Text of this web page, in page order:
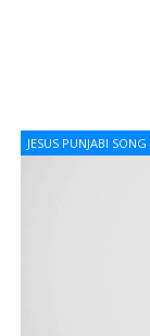
JESUS PUNJABI SONG